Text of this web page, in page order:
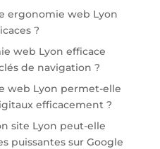
ergonomie web Lyon
?
web Lyon efficace
de navigation ?
web Lyon permet-elle
efficacement ?
site Lyon peut-elle
puissantes sur Google